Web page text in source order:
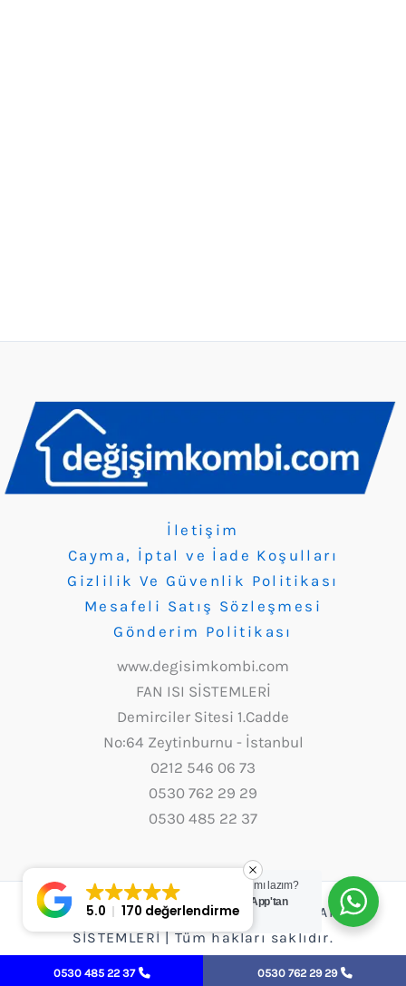
İletişim
Cayma, İptal ve İade Koşulları
Gizlilik Ve Güvenlik Politikası
Mesafeli Satış Sözleşmesi
Gönderim Politikası
www.degisimkombi.com
FAN ISI SİSTEMLERİ
Demirciler Sitesi 1.Cadde
No:64 Zeytinburnu - İstanbul
0212 546 06 73
0530 762 29 29
0530 485 22 37
Copyright © 2026 Değişim Kombi - FAN ISI
SİSTEMLERİ | Tüm hakları saklıdır.
0530 485 22 37 0530 762 29 29
Yardım mı lazım?
WhatsApp'tan
yazın.
5.0 170 değerlendirme